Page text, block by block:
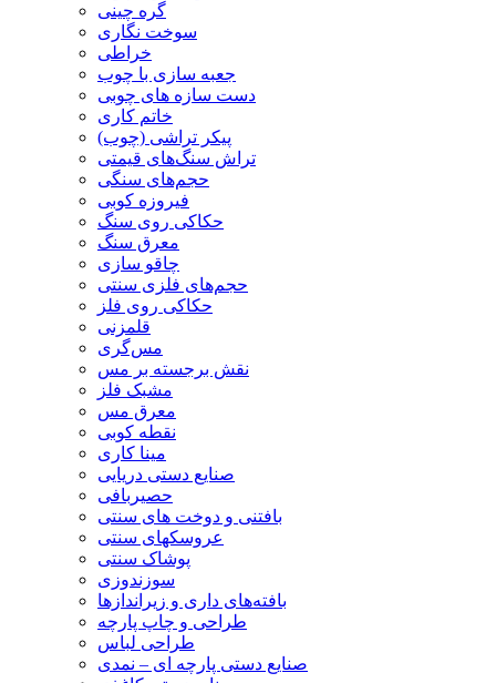
گره چینی
سوخت نگاری
خراطی
جعبه سازی با چوب
دست سازه های چوبی
خاتم کاری
پیکر تراشی (چوب)
تراش سنگ‌های قیمتی
حجم‌های سنگی
فیروزه کوبی
حکاکی روی سنگ
معرق سنگ
چاقو سازی
حجم‌های فلزی سنتی
حکاکی روی فلز
قلمزنی
مس‌گری
نقش برجسته بر مس
مشبک فلز
معرق مس
نقطه کوبی
مینا کاری
صنایع دستی دریایی
حصیربافی
بافتنی‌ و دوخت های سنتی
عروسکهای سنتی
پوشاک سنتی
سوزندوزی
بافته‌های داری و زیراندازها
طراحی و چاپ پارچه
طراحی لباس
صنایع دستی پارچه ای – نمدی